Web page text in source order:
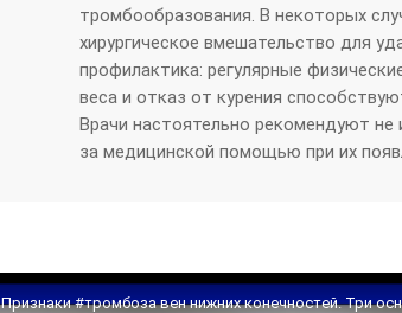
тромбообразования. В некоторых
хирургическое вмешательство для
профилактика: регулярные
веса и отказ от курения
Врачи настоятельно рекомендуют
за медицинской помощью при их
Признаки #тромбоза вен нижних конечностей. Три